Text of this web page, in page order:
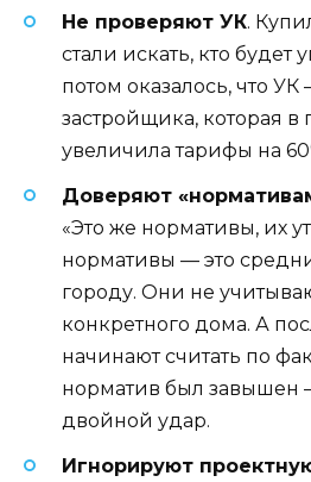
Не проверяют УК.
стали искать, кто будет
потом оказалось, что
застройщика, которая
увеличила тарифы на
Доверяют
«Это же нормативы, их
нормативы — это
городу. Они не
конкретного дома. А
начинают считать по
норматив был завышен
двойной удар.
Игнорируют